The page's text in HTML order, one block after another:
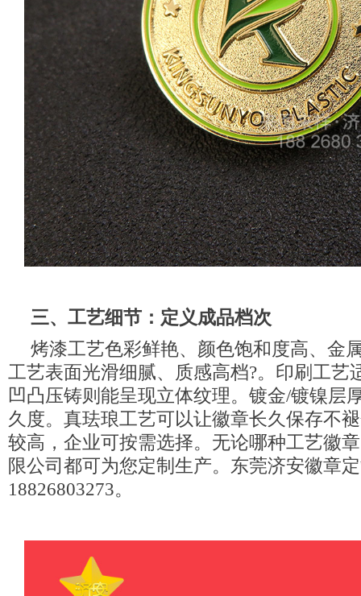
三、工艺细节：定义成品档次
烤漆工艺色彩鲜艳、颜色饱和度高、金
工艺表面光滑细腻、质感高档?。印刷工艺
凹凸压铸则能呈现立体纹理。镀金/镀镍层
久度。真珐琅工艺可以让徽章长久保存不
较高，企业可按需选择。无论哪种工艺徽
限公司都可为您定制生产。东莞济安徽章
18826803273。